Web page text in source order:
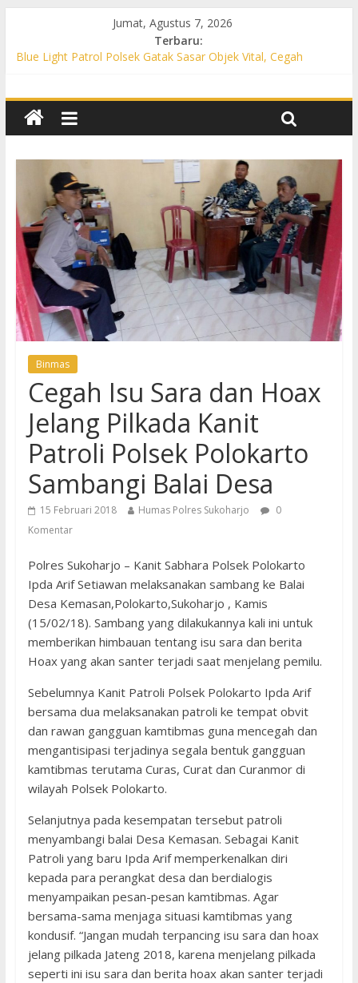
Jumat, Agustus 7, 2026
Terbaru:
Blue Light Patrol Polsek Gatak Sasar Objek Vital, Cegah
Permukiman, Antisipasi 3C dan Gangguan Kamtibmas
Patroli KRYD Polsek Baki Sisir Titik Rawan, Cegah 3C hingga
Patroli Blue Light Polsek Nguter Sasar Perbankan hingga
Permukiman, Antisipasi 3C dan Gangguan Kamtibmas
Blue Light Patrol Polsek Tawangsari Sisir Belasan Desa, Cegah
Kejahatan 3C dan Gangguan Kamtibmas
Binmas
Cegah Isu Sara dan Hoax
Jelang Pilkada Kanit
Patroli Polsek Polokarto
Sambangi Balai Desa
15 Februari 2018 Humas Polres Sukoharjo
0
Komentar
Polres Sukoharjo – Kanit Sabhara Polsek Polokarto
Ipda Arif Setiawan melaksanakan sambang ke Balai
Desa Kemasan,Polokarto,Sukoharjo , Kamis
(15/02/18). Sambang yang dilakukannya kali ini untuk
memberikan himbauan tentang isu sara dan berita
Hoax yang akan santer terjadi saat menjelang pemilu.
Sebelumnya Kanit Patroli Polsek Polokarto Ipda Arif
bersama dua melaksanakan patroli ke tempat obvit
dan rawan gangguan kamtibmas guna mencegah dan
mengantisipasi terjadinya segala bentuk gangguan
kamtibmas terutama Curas, Curat dan Curanmor di
wilayah Polsek Polokarto.
Selanjutnya pada kesempatan tersebut patroli
menyambangi balai Desa Kemasan. Sebagai Kanit
Patroli yang baru Ipda Arif memperkenalkan diri
kepada para perangkat desa dan berdialogis
menyampaikan pesan-pesan kamtibmas. Agar
bersama-sama menjaga situasi kamtibmas yang
kondusif. “Jangan mudah terpancing isu sara dan hoax
jelang pilkada Jateng 2018, karena menjelang pilkada
seperti ini isu sara dan berita hoax akan santer terjadi